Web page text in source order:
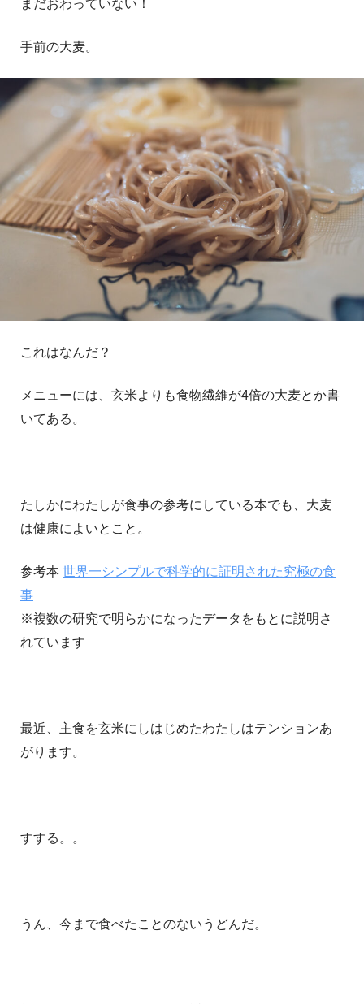
まだおわっていない！
手前の大麦。
これはなんだ？
メニューには、玄米よりも食物繊維が4倍の大麦とか書
いてある。
たしかにわたしが食事の参考にしている本でも、大麦
は健康によいとこと。
参考本 世界一シンプルで科学的に証明された究極の食
事
※複数の研究で明らかになったデータをもとに説明さ
れています
最近、主食を玄米にしはじめたわたしはテンションあ
がります。
すする。。
うん、今まで食べたことのないうどんだ。